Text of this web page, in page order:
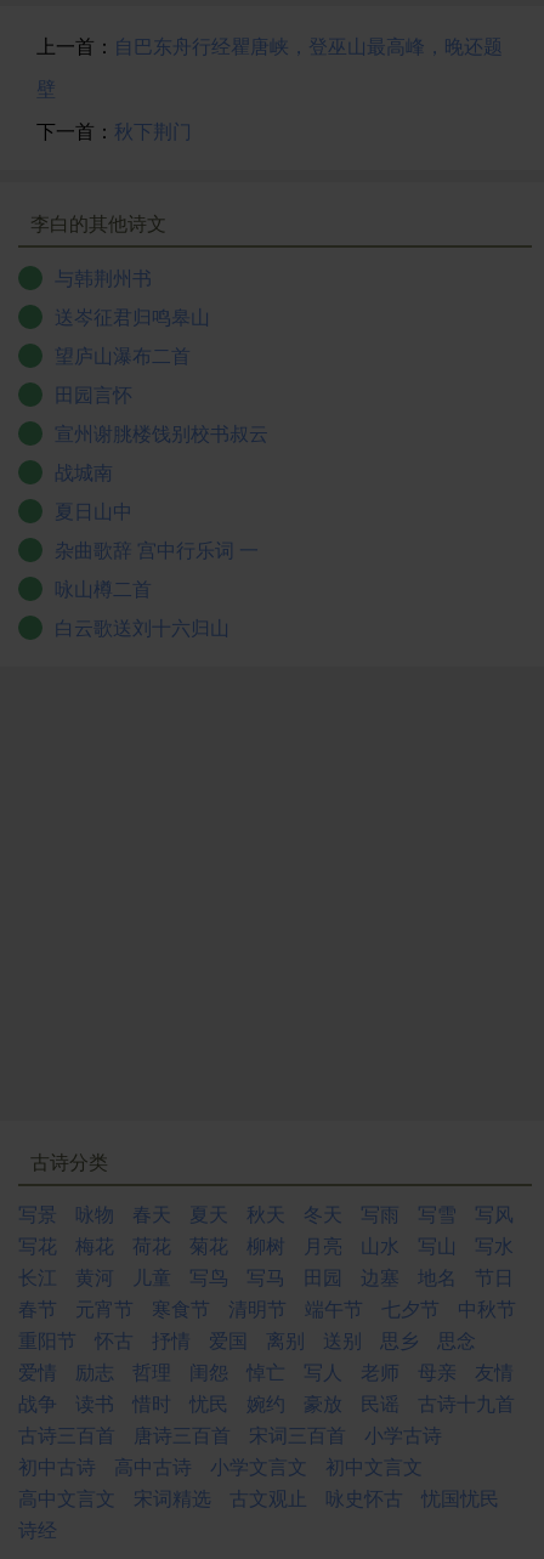
上一首： 自巴东舟行经瞿唐峡，登巫山最高峰，晚还题
壁
下一首： 秋下荆门
李白的其他诗文
与韩荆州书
送岑征君归鸣皋山
望庐山瀑布二首
田园言怀
宣州谢朓楼饯别校书叔云
战城南
夏日山中
杂曲歌辞 宫中行乐词 一
咏山樽二首
白云歌送刘十六归山
古诗分类
写景
咏物 春天 夏天 秋天 冬天 写雨 写雪
写风
写花
梅花 荷花 菊花 柳树 月亮 山水 写山
写水
长江
黄河 儿童 写鸟 写马 田园 边塞 地名
节日
春节
元宵节 寒食节 清明节 端午节 七夕节
中秋节
重阳节
怀古 抒情 爱国 离别 送别 思乡
思念
爱情
励志 哲理 闺怨 悼亡 写人 老师 母亲
友情
战争
读书 惜时 忧民 婉约 豪放 民谣
古诗十九首
古诗三百首
唐诗三百首 宋词三百首
小学古诗
初中古诗
高中古诗 小学文言文
初中文言文
高中文言文
宋词精选 古文观止 咏史怀古
忧国忧民
诗经